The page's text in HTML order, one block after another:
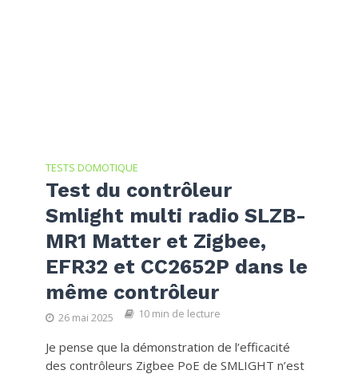
TESTS DOMOTIQUE
Test du contrôleur
Smlight multi radio SLZB-
MR1 Matter et Zigbee,
EFR32 et CC2652P dans le
même contrôleur
26 mai 2025 10 min de lecture
Je pense que la démonstration de l’efficacité
des contrôleurs Zigbee PoE de SMLIGHT n’est